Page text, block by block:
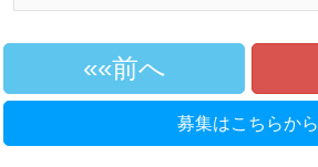
«前へ
募集はこちらから